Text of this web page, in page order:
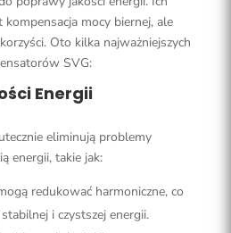
mocy biernej, ale
Oto kilka najważniejszych
SVG:
Energii
eliminują problemy
energii, takie jak:
redukować harmoniczne, co
i czystszej energii.